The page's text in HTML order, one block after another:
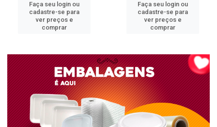
Faça seu login ou
cadastre-se para
ver preços e
comprar
Faça seu login ou
cadastre-se para
ver preços e
comprar